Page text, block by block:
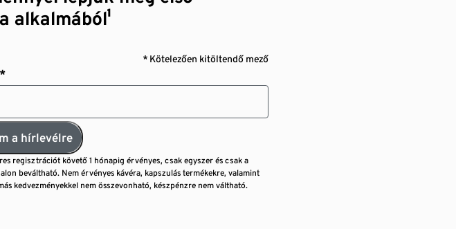
alkalmából¹
* Kötelezően kitöltendő mező
a hírlevélre
regisztrációt követő 1 hónapig érvényes, csak egyszer és csak a
beváltható. Nem érvényes kávéra, kapszulás termékekre, valamint
kedvezményekkel nem összevonható, készpénzre nem váltható.